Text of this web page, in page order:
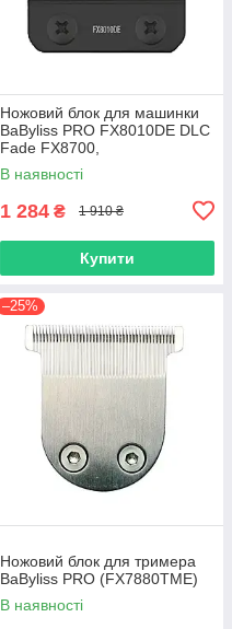
Ножовий блок для машинки
BaByliss PRO FX8010DE DLC
Fade FX8700,
FX825E(FX8010DE)
В наявності
1 284 ₴ 1 910 ₴
Купити
–25%
Ножовий блок для тримера
BaByliss PRO (FX7880TME)
В наявності